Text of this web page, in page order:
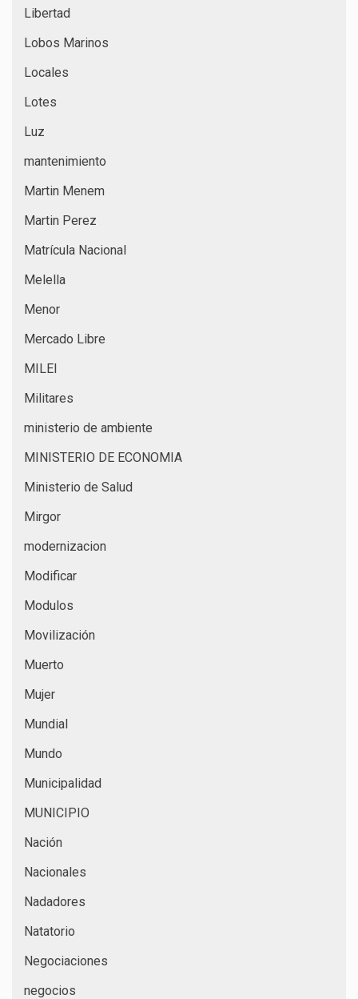
Libertad
Lobos Marinos
Locales
Lotes
Luz
mantenimiento
Martin Menem
Martin Perez
Matrícula Nacional
Melella
Menor
Mercado Libre
MILEI
Militares
ministerio de ambiente
MINISTERIO DE ECONOMIA
Ministerio de Salud
Mirgor
modernizacion
Modificar
Modulos
Movilización
Muerto
Mujer
Mundial
Mundo
Municipalidad
MUNICIPIO
Nación
Nacionales
Nadadores
Natatorio
Negociaciones
negocios